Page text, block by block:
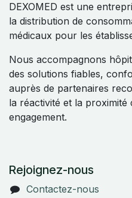
DEXOMED est une
la distribution de
médicaux pour les
Nous accompagnons
des solutions fiables,
auprès de partenaires
la réactivité et la
engagement.
Rejoignez-nous
Contactez-nous